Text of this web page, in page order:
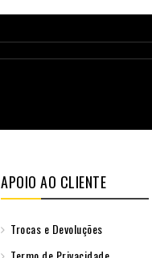
APOIO AO CLIENTE
Trocas e Devoluções